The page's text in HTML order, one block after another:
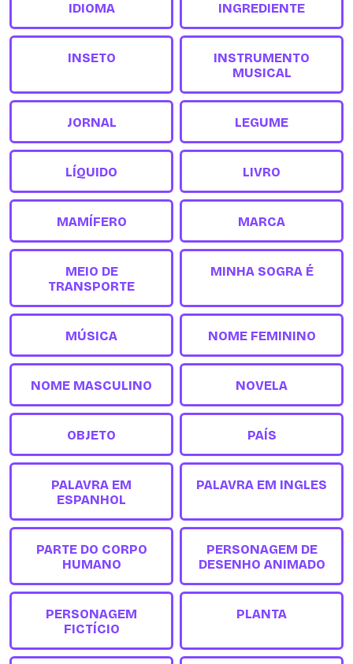
IDIOMA INGREDIENTE
INSETO
INSTRUMENTO
MUSICAL
JORNAL LEGUME
LÍQUIDO LIVRO
MAMÍFERO MARCA
MEIO DE
TRANSPORTE
MINHA SOGRA É
MÚSICA NOME FEMININO
NOME MASCULINO NOVELA
OBJETO PAÍS
PALAVRA EM
ESPANHOL
PALAVRA EM INGLES
PARTE DO CORPO
HUMANO
PERSONAGEM DE
DESENHO ANIMADO
PERSONAGEM
FICTÍCIO
PLANTA